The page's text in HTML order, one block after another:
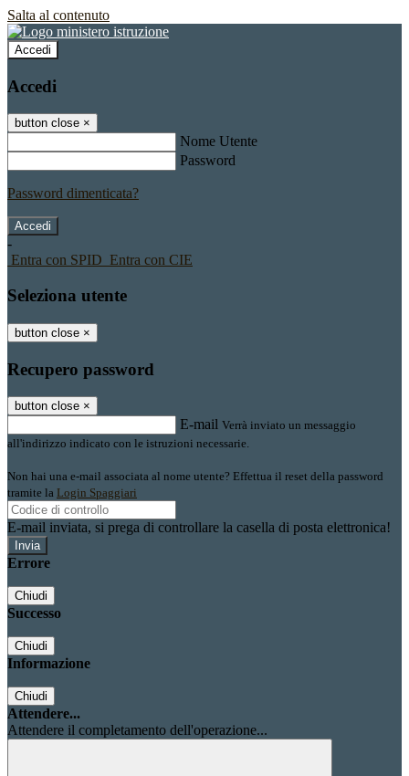
Salta al contenuto
Accedi
Accedi
button close ×
Nome Utente
Password
Password dimenticata?
-
Entra con SPID Entra con CIE
Seleziona utente
button close ×
Recupero password
button close ×
E-mail Verrà inviato un messaggio
all'indirizzo indicato con le istruzioni necessarie.
Non hai una e-mail associata al nome utente? Effettua il reset della password
tramite la Login Spaggiari
E-mail inviata, si prega di controllare la casella di posta elettronica!
Errore
Chiudi
Successo
Chiudi
Informazione
Chiudi
Attendere...
Attendere il completamento dell'operazione...